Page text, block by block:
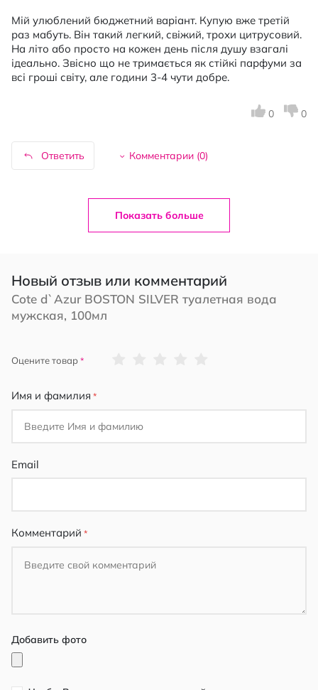
Мій улюблений бюджетний варіант. Купую вже третій
раз мабуть. Він такий легкий, свіжий, трохи цитрусовий.
На літо або просто на кожен день після душу взагалі
ідеально. Звісно що не тримається як стійкі парфуми за
всі гроші світу, але години 3-4 чути добре.
Ответить Комментарии (0)
0 0
Показать больше
Новый отзыв или комментарий
Cote d`Azur BOSTON SILVER туалетная вода
мужская, 100мл
Оцените товар
Имя и фамилия
Email
Комментарий
Добавить фото